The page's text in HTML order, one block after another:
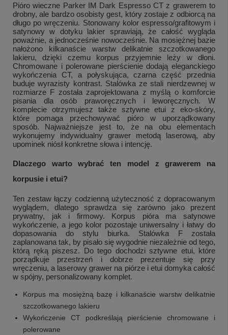
Pióro wieczne Parker IM Dark Espresso CT z grawerem to
drobny, ale bardzo osobisty gest, który zostaje z odbiorcą na
długo po wręczeniu. Stonowany kolor espresso/grafitowym i
satynowy w dotyku lakier sprawiają, że całość wygląda
poważnie, a jednocześnie nowocześnie. Na mosiężnej bazie
nałożono kilkanaście warstw delikatnie szczotkowanego
lakieru, dzięki czemu korpus przyjemnie leży w dłoni.
Chromowane i polerowane pierścienie dodają eleganckiego
wykończenia CT, a połyskująca, czarna część przednia
buduje wyrazisty kontrast. Stalówka ze stali nierdzewnej w
rozmiarze F została zaprojektowana z myślą o komforcie
pisania dla osób praworęcznych i leworęcznych. W
komplecie otrzymujesz także sztywne etui z eko-skóry,
które pomaga przechowywać pióro w uporządkowany
sposób. Najważniejsze jest to, że na obu elementach
wykonujemy indywidualny grawer metodą laserową, aby
upominek niósł konkretne słowa i intencję.
Dlaczego warto wybrać ten model z grawerem na
korpusie i etui?
Ten zestaw łączy codzienną użyteczność z dopracowanym
wyglądem, dlatego sprawdza się zarówno jako prezent
prywatny, jak i firmowy. Korpus pióra ma satynowe
wykończenie, a jego kolor pozostaje uniwersalny i łatwy do
dopasowania do stylu biurka. Stalówka F została
zaplanowana tak, by pisało się wygodnie niezależnie od tego,
którą ręką piszesz. Do tego dochodzi sztywne etui, które
porządkuje przestrzeń i dobrze prezentuje się przy
wręczeniu, a laserowy grawer na piórze i etui domyka całość
w spójny, personalizowany komplet.
Korpus ma mosiężną bazę i kilkanaście warstw delikatnie
szczotkowanego lakieru
Wykończenie CT podkreślają pierścienie chromowane i
polerowane